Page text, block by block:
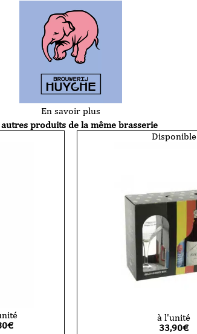
En savoir plus
autres produits de la même brasserie
€
Disponible
à l'unité
33,90€